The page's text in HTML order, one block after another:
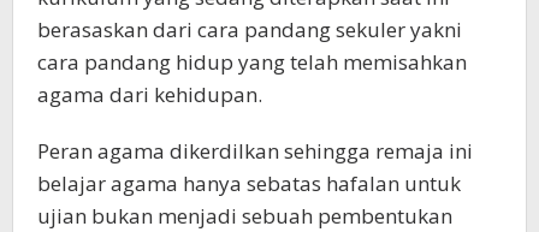
berasaskan dari cara pandang sekuler yakni
cara pandang hidup yang telah memisahkan
agama dari kehidupan.
Peran agama dikerdilkan sehingga remaja ini
belajar agama hanya sebatas hafalan untuk
ujian bukan menjadi sebuah pembentukan